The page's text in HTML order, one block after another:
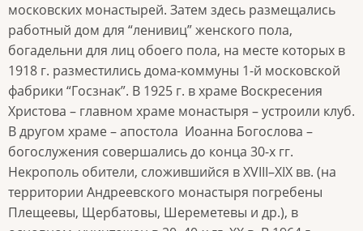
московских монастырей. Затем здесь размещались
работный дом для “ленивиц” женского пола,
богадельни для лиц обоего пола, на месте которых в
1918 г. разместились дома-коммуны 1-й московской
фабрики “Госзнак”. В 1925 г. в храме Воскресения
Христова – главном храме монастыря – устроили клуб.
В другом храме – апостола Иоанна Богослова –
богослужения совершались до конца 30-х гг.
Некрополь обители, сложившийся в XVIII–XIX вв. (на
территории Андреевского монастыря погребены
Плещеевы, Щербатовы, Шереметевы и др.), в